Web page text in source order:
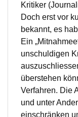
Kritiker
Doch erst vor
bekannt, es
Ein
unschuldigen
überstehen
Verfahren. Die
und unter
einschränken